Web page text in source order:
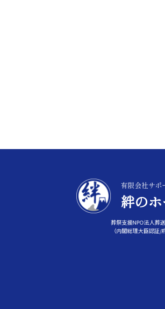
有限会社サポ
絆の
葬祭支援NPO法人葬
（内閣総理大臣認証/